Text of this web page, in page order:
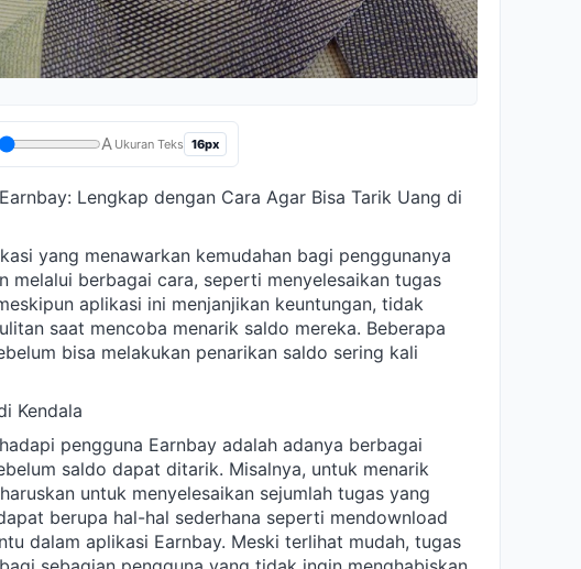
A Ukuran Teks 16px
Lengkap dengan Cara Agar Bisa Tarik Uang di
yang menawarkan kemudahan bagi penggunanya
melalui berbagai cara, seperti menyelesaikan tugas
aplikasi ini menjanjikan keuntungan, tidak
saat mencoba menarik saldo mereka. Beberapa
bisa melakukan penarikan saldo sering kali
Kendala
pengguna Earnbay adalah adanya berbagai
saldo dapat ditarik. Misalnya, untuk menarik
untuk menyelesaikan sejumlah tugas yang
berupa hal-hal sederhana seperti mendownload
dalam aplikasi Earnbay. Meski terlihat mudah, tugas